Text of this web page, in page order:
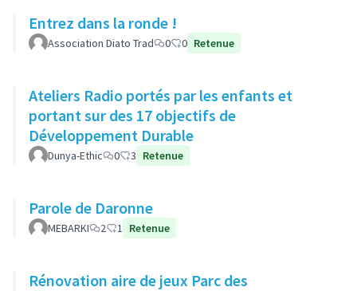
Entrez dans la ronde !
Association Diato Trad 0 0 Retenue
Ateliers Radio portés par les enfants et
portant sur des 17 objectifs de
Développement Durable
Dunya-Ethic 0 3 Retenue
Parole de Daronne
MEBARKI 2 1 Retenue
Rénovation aire de jeux Parc des